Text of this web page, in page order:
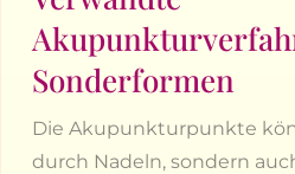
Sonderformen
Die Akupunkturpunkte
durch Nadeln, sondern